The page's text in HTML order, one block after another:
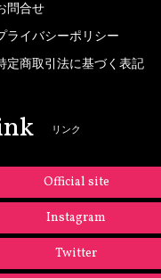
問合せ
ライバシーポリシー
定商取引法に基づく表記
リンク
Official site
Instagram
Twitter